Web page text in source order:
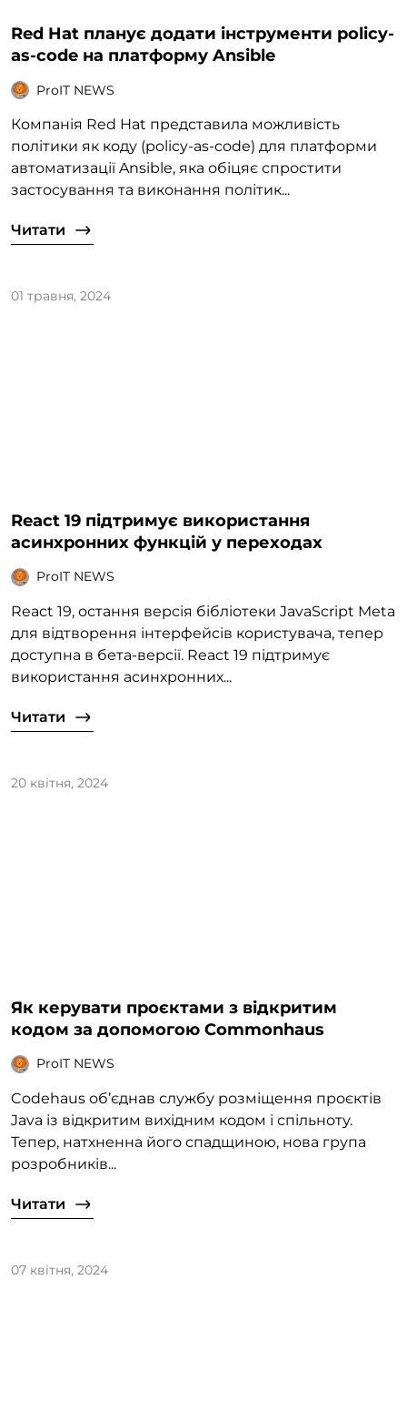
Red Hat планує додати інструменти policy-
as-code на платформу Ansible
ProIT NEWS
Компанія Red Hat представила можливість
політики як коду (policy-as-code) для платформи
автоматизації Ansible, яка обіцяє спростити
застосування та виконання політик...
Читати
01 травня, 2024
React 19 підтримує використання
асинхронних функцій у переходах
ProIT NEWS
React 19, остання версія бібліотеки JavaScript Meta
для відтворення інтерфейсів користувача, тепер
доступна в бета-версії. React 19 підтримує
використання асинхронних...
Читати
20 квітня, 2024
Як керувати проєктами з відкритим
кодом за допомогою Commonhaus
ProIT NEWS
Codehaus об’єднав службу розміщення проєктів
Java із відкритим вихідним кодом і спільноту.
Тепер, натхненна його спадщиною, нова група
розробників...
Читати
07 квітня, 2024